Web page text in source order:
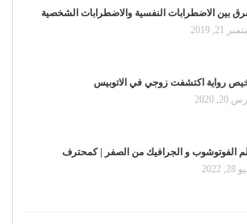
بين الاضطرابات النفسية والاضطرابات الشخصية
21, 2019
رواية اكتشفت زوجي في الاتوبيس
2020
الفوتوشوب و الجرافيك من الصفر | كمحترف
2022